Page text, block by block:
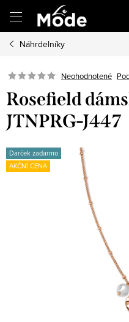
obsah
Náhrdelníky
Neohodnotené
Rosefield
JTNPRG-J447
Darček zadarmo
AKČNÍ CENA